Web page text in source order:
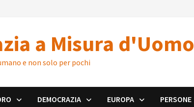
a Misura d'Uomo
e non solo per pochi
DEMOCRAZIA EUROPA PERSONE